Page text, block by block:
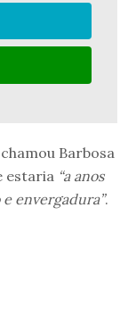
Barbosa
estaria “a anos
envergadura”.